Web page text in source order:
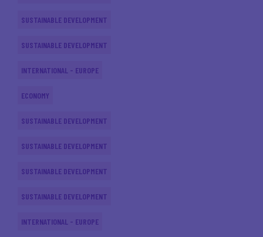
SUSTAINABLE DEVELOPMENT
SUSTAINABLE DEVELOPMENT
INTERNATIONAL - EUROPE
ECONOMY
SUSTAINABLE DEVELOPMENT
SUSTAINABLE DEVELOPMENT
SUSTAINABLE DEVELOPMENT
SUSTAINABLE DEVELOPMENT
INTERNATIONAL - EUROPE